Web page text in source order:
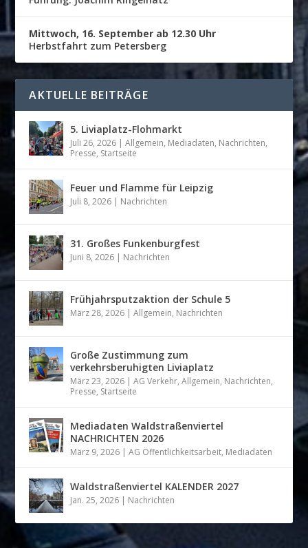
Mittwoch, 16. September ab 12.30 Uhr
Herbstfahrt zum Petersberg
AKTUELLE BEITRÄGE
5. Liviaplatz-Flohmarkt
Juli 26, 2026 |Allgemein, Mediadaten, Nachrichten,
Presse, Startseite
Feuer und Flamme für Leipzig
Juli 8, 2026 | Nachrichten
31. Großes Funkenburgfest
Juni 8, 2026 | Nachrichten
Frühjahrsputzaktion der Schule 5
März 28, 2026 |Allgemein, Nachrichten
Große Zustimmung zum
verkehrsberuhigten Liviaplatz
März 23, 2026 |AG Verkehr,Allgemein, Nachrichten,
Presse, Startseite
Mediadaten Waldstraßenviertel
NACHRICHTEN 2026
März 9, 2026 |AG Öffentlichkeitsarbeit, Mediadaten
Waldstraßenviertel KALENDER 2027
Jan. 25, 2026 | Nachrichten